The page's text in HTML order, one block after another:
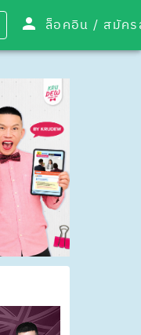
ล็อคอิน /